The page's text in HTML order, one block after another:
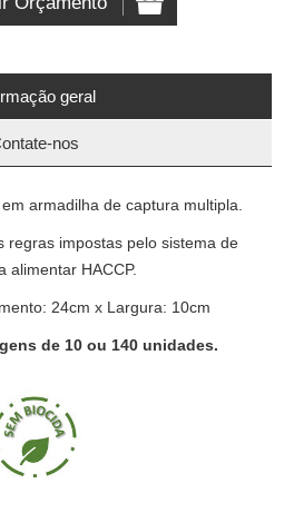
geral
nos
armadilha de captura multipla.
regras impostas pelo sistema de
alimentar HACCP.
24cm x Largura: 10cm
de 10 ou 140 unidades.